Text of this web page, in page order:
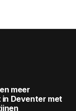
meer
Deventer met